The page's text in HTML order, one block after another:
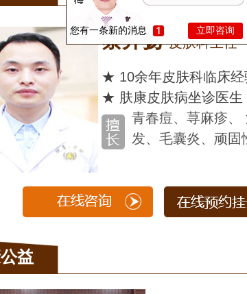
蔡开扬皮肤科主任
★ 10余年皮肤科临床经
★ 肤康皮肤病坐诊医生
青春痘、荨麻疹、
发、毛囊炎、顽固
益
您有一条新的消息 立即咨询